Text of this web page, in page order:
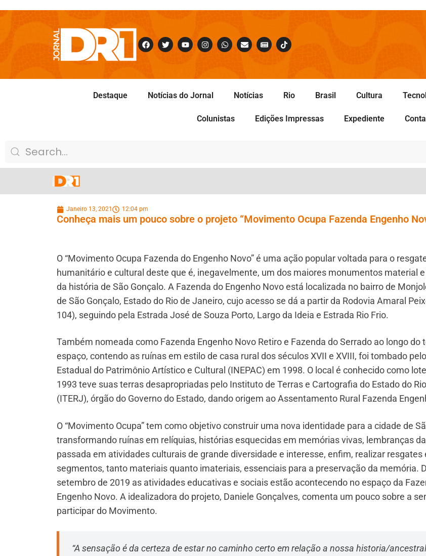
Destaque Notícias do Jornal Notícias Rio Brasil Cultura
Colunistas Edições Impressas Expediente
Janeiro 13, 2021 12:04 pm
Conheça mais um pouco sobre o projeto “Movimento Ocupa Fazenda Engenho
O “Movimento Ocupa Fazenda do Engenho Novo” é uma ação popular voltada para o
humanitário e cultural deste que é, inegavelmente, um dos maiores monumentos material
da história de São Gonçalo. A Fazenda do Engenho Novo está localizada no bairro de
de São Gonçalo, Estado do Rio de Janeiro, cujo acesso se dá a partir da Rodovia Amaral
104), seguindo pela Estrada José de Souza Porto, Largo da Ideia e Estrada Rio Frio.
Também nomeada como Fazenda Engenho Novo Retiro e Fazenda do Serrado ao longo do
espaço, contendo as ruínas em estilo de casa rural dos séculos XVII e XVIII, foi tombado
Estadual do Patrimônio Artístico e Cultural (INEPAC) em 1998. O local é conhecido como
1993 teve suas terras desapropriadas pelo Instituto de Terras e Cartografia do Estado do
(ITERJ), órgão do Governo do Estado, dando origem ao Assentamento Rural Fazenda
O “Movimento Ocupa” tem como objetivo construir uma nova identidade para a cidade de
transformando ruínas em relíquias, histórias esquecidas em memórias vivas, lembranças
passada em atividades culturais de grande diversidade e interesse, enfim, realizar resgates
segmentos, tanto materiais quanto imateriais, essenciais para a preservação da memória.
setembro de 2019 as atividades educativas e sociais estão acontecendo no espaço da
Engenho Novo. A idealizadora do projeto, Daniele Gonçalves, comenta um pouco sobre a
participar do Movimento.
“A sensação é da certeza de estar no caminho certo em relação a nossa historia/